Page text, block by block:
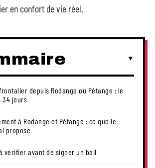
en confort de vie réel.
depuis Rodange ou Pétange : le
34 jours
à Rodange et Pétange : ce que le
propose
vérifier avant de signer un bail